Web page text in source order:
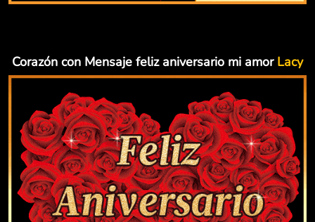
Corazón con Mensaje feliz aniversario mi amor Lacy